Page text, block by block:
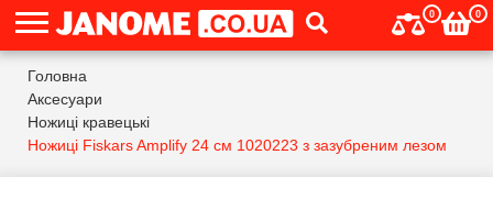
0 0
Головна
Аксесуари
Ножиці кравецькі
Ножиці Fiskars Amplify 24 см 1020223 з зазубреним лезом